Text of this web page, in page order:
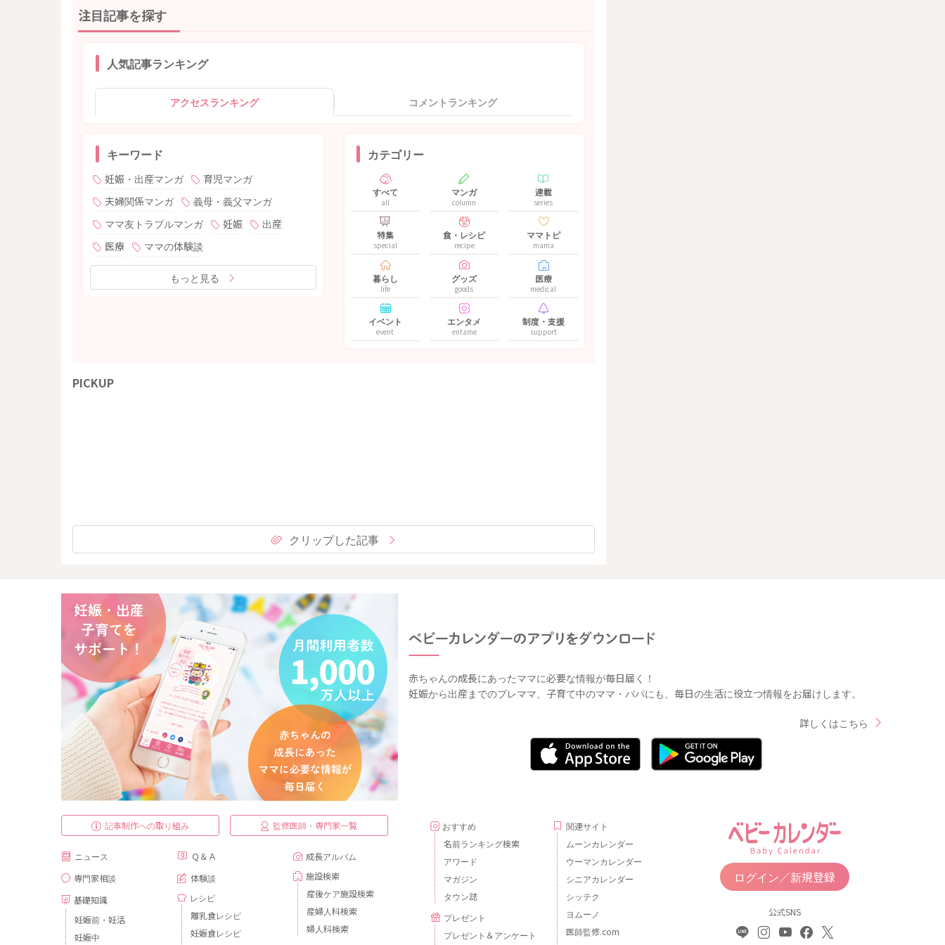
注目記事を探す
人気記事ランキング
アクセスランキング コメントランキング
キーワード
妊娠・出産マンガ
育児マンガ
夫婦関係マンガ
義母・義父マンガ
ママ友トラブルマンガ
妊娠
出産
医療
ママの体験談
もっと見る
カテゴリー
すべて
all
マンガ
column
連載
series
特集
special
食・レシピ
recipe
ママトピ
mama
暮らし
life
グッズ
goods
医療
medical
イベント
event
エンタメ
entame
制度・支援
support
PICKUP
クリップした記事
赤ちゃんの成長にあったママに必要な情報が毎日届く！
妊娠から出産までのプレママ、子育て中のママ・パパにも、毎日の生活に役立つ情報をお届けします。
詳しくはこちら
記事制作への取り組み 監修医師・専門家一覧
ニュース
専門家相談
基礎知識
妊娠前・妊活
妊娠中
Ｑ＆Ａ
体験談
レシピ
離乳食レシピ
妊娠食レシピ
成長アルバム
施設検索
産後ケア施設検索
産婦人科検索
婦人科検索
おすすめ
名前ランキング検索
アワード
マガジン
タウン誌
プレゼント
プレゼント＆アンケート
関連サイト
ムーンカレンダー
ウーマンカレンダー
シニアカレンダー
シッテク
ヨムーノ
医師監修.com
ログイン／新規登録
公式SNS